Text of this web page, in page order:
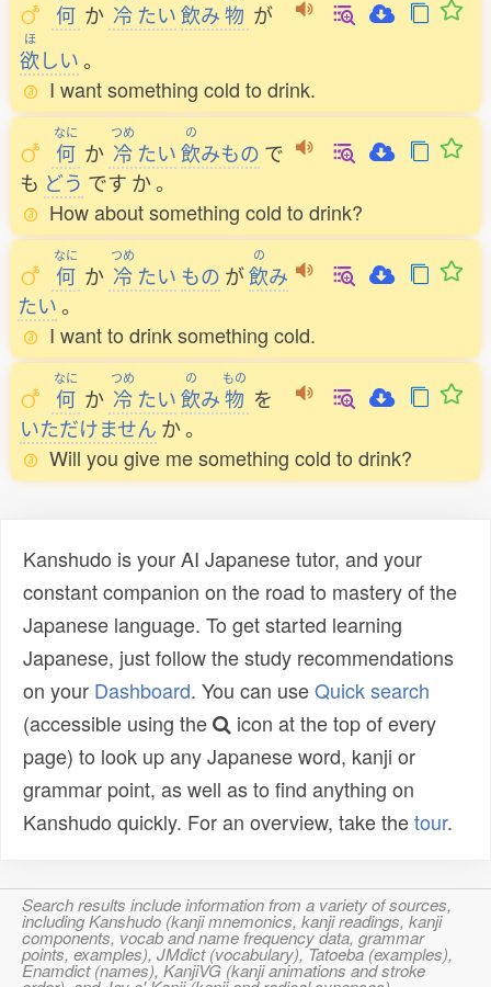
何 か 冷たい飲み物 が
ほ
欲しい。
I want something cold to drink.
なに
何 か
つめ
冷たい
の
飲みもの で
も どう です か。
How about something cold to drink?
なに
何 か
つめ
冷たい もの が
の
飲み
たい。
I want to drink something cold.
なに
何 か
つめ
冷たい
の
飲み
もの
物 を
いただけません か。
Will you give me something cold to drink?
Kanshudo is your AI Japanese tutor, and your
constant companion on the road to mastery of the
Japanese language. To get started learning
Japanese, just follow the study recommendations
on your Dashboard. You can useQuick search
(accessible using the
icon at the top of every
page) to look up any Japanese word, kanji or
grammar point, as well as to find anything on
Kanshudo quickly. For an overview, take thetour.
Search results include information from a variety of sources,
including Kanshudo (kanji mnemonics, kanji readings, kanji
components, vocab and name frequency data, grammar
points, examples), JMdict (vocabulary), Tatoeba (examples),
Enamdict (names), KanjiVG (kanji animations and stroke